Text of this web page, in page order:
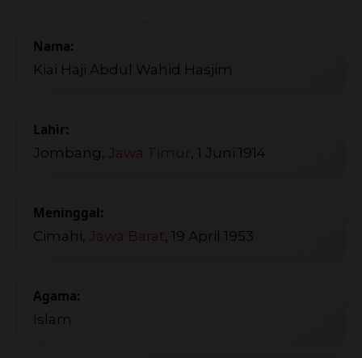
Nama:
Kiai Haji Abdul Wahid Hasjim
Lahir:
Jombang, Jawa Timur, 1 Juni 1914
Meninggal:
Cimahi, Jawa Barat, 19 April 1953
Agama:
Islam